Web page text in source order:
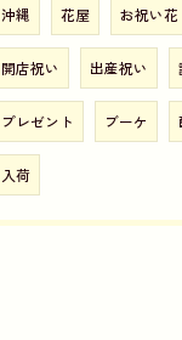
沖縄 花屋 お祝い花
開店祝い 出産祝い
プレゼント ブーケ
入荷